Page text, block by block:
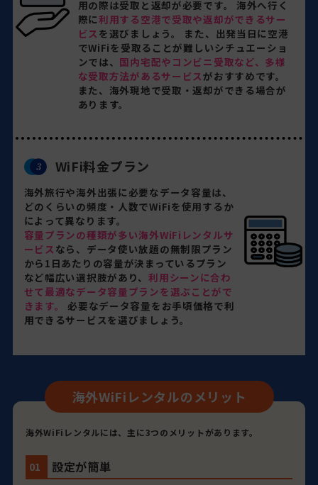
用の際は受取と返却が必要です。 海外へ行く
際に利用する空港で受取や返却ができるサー
ビス を選びましょう。 また、出発当日に空港
でWiFiを受取ることが難しいシチュエーショ
ンでは、 国内宅配やコンビニ受取など、多様
な受取方法があるサービスがおすすめです。
また、海外現地で受取・返却ができる場合が
あります。
WiFi料金プラン
海外旅行や海外出張に必要なデータ容量は、
どのくらいの頻度・人数でWiFiを使用するか
によって異なります。
容量プランの種類が多い海外WiFiレンタルサ
ービス なら、データ使い放題の無制限プラン
から1日あたりの容量が決まっているプラン
など幅広い選択肢があり、利用シーンに合わ
せて最適なデータ容量プランを選ぶことがで
きます。
必要なデータ容量をお手頃価格で利
用できるサービスを選びましょう。
海外WiFiレンタルのメリット
海外WiFiレンタルには、主に3つのメリットがあります。
01 設定が簡単